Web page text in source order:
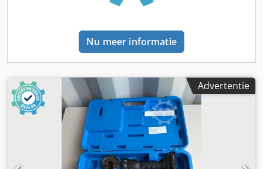
Nu meer informatie
Advertentie